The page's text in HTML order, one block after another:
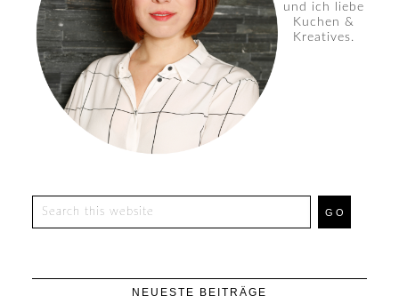
und ich liebe
Kuchen &
Kreatives.
NEUESTE BEITRÄGE